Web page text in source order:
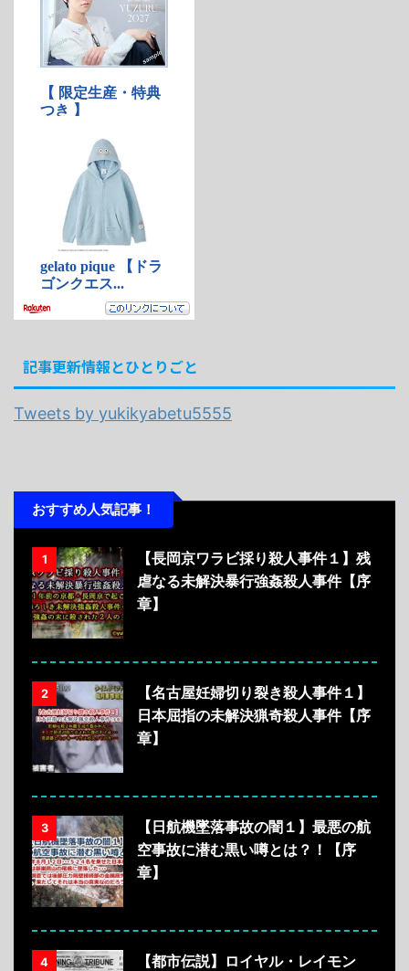
記事更新情報とひとりごと
Tweets by yukikyabetu5555
おすすめ人気記事！
1
【長岡京ワラビ採り殺人事件１】残
虐なる未解決暴行強姦殺人事件【序
章】
2
【名古屋妊婦切り裂き殺人事件１】
日本屈指の未解決猟奇殺人事件【序
章】
3
【日航機墜落事故の闇１】最悪の航
空事故に潜む黒い噂とは？！【序
章】
4 【都市伝説】ロイヤル・レイモン